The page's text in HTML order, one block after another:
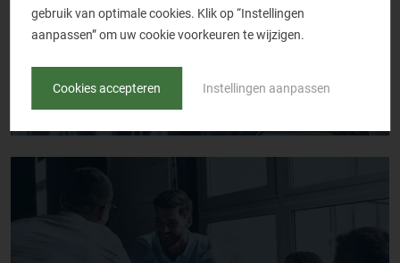
Grensbewaking
gebruik van optimale cookies. Klik op “Instellingen
aanpassen” om uw cookie voorkeuren te wijzigen.
Cookies accepteren Instellingen aanpassen